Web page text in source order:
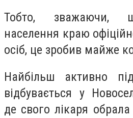
Тобто, зважаючи,
населення краю
осіб, це зробив майже
Найбільш активно
відбувається у
де свого лікаря